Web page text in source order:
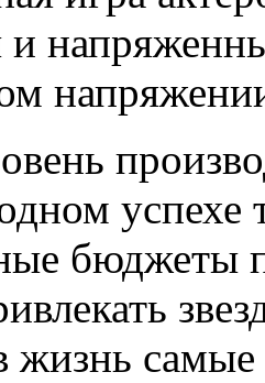
успехе
бюджеты
жизнь